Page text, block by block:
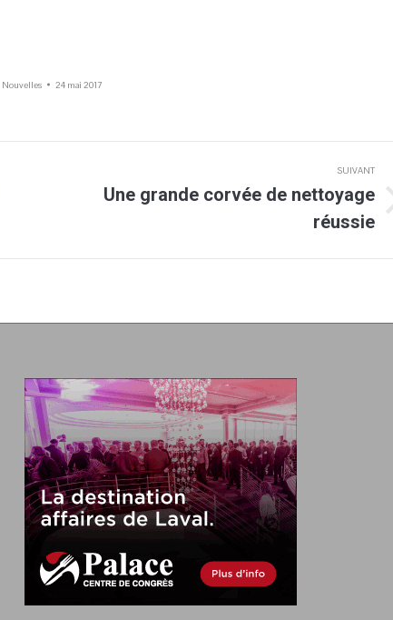
Nouvelles 24 mai 2017
SUIVANT
Une grande corvée de nettoyage
réussie